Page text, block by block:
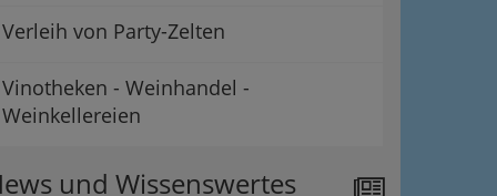
Verleih von Party-Zelten
Vinotheken - Weinhandel -
Weinkellereien
und Wissenswertes